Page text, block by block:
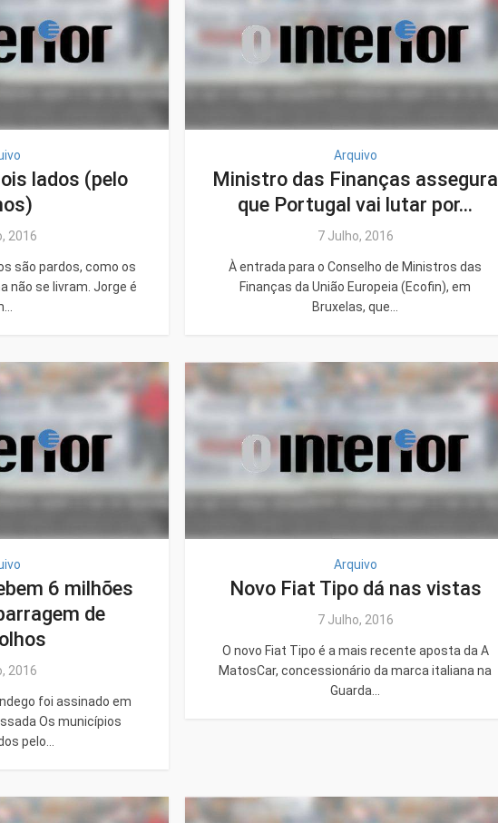
lados (pelo
2016
são pardos, como os
não se livram. Jorge é
Arquivo
Ministro das Finanças assegura
que Portugal vai lutar por...
7 Julho, 2016
À entrada para o Conselho de Ministros das
Finanças da União Europeia (Ecofin), em
Bruxelas, que...
6 milhões
de
2016
foi assinado em
Os municípios
pelo...
Arquivo
Novo Fiat Tipo dá nas vistas
7 Julho, 2016
O novo Fiat Tipo é a mais recente aposta da A
MatosCar, concessionário da marca italiana na
Guarda...